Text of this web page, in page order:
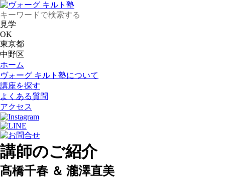
見学
OK
東京都
中野区
ホーム
ヴォーグ キルト塾について
講座を探す
よくある質問
アクセス
講師のご紹介
髙橋千春 ＆ 瀧澤直美